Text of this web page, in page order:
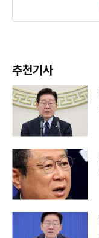
추천기사